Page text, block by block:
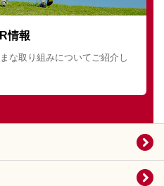
情報
な取り組みについてご紹介し